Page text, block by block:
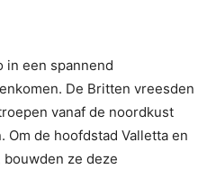
in een spannend
De Britten vreesden
vanaf de noordkust
Om de hoofdstad Valletta en
ze deze